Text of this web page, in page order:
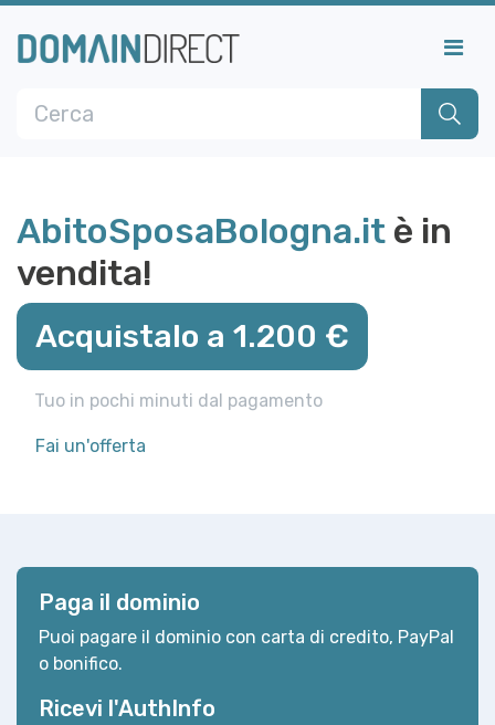
AbitoSposaBologna.it è in
vendita!
Acquistalo a 1.200 €
Tuo in pochi minuti dal pagamento
Fai un'offerta
Paga il dominio
Puoi pagare il dominio con carta di credito, PayPal
o bonifico.
Ricevi l'AuthInfo